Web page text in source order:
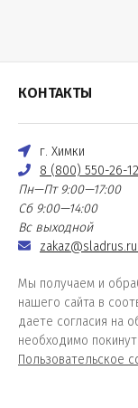
КОНТАКТЫ
г. Химки
8 (800) 550-26-12
Пн—Пт 9:00—17:00
Сб 9:00—14:00
Вс выходной
zakaz@sladrus.ru
Мы получаем и
нашего сайта в
даете согласия на
необходимо
Пользовательское